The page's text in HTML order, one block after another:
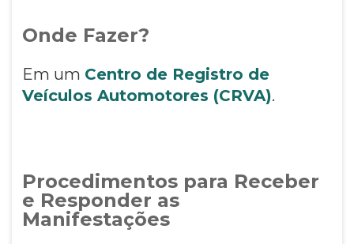
Onde Fazer?
Em um Centro de Registro de
Veículos Automotores (CRVA).
Procedimentos para Receber
e Responder as
Manifestações